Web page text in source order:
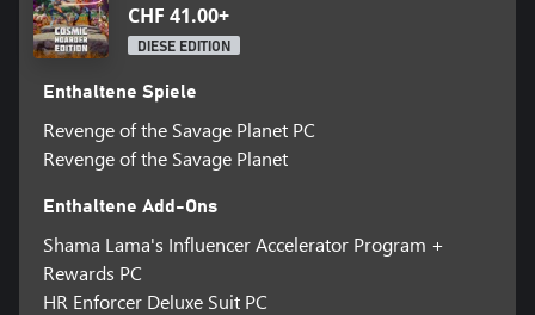
CHF 41.00+
DIESE EDITION
Enthaltene Spiele
Revenge of the Savage Planet PC
Revenge of the Savage Planet
Enthaltene Add-Ons
Shama Lama's Influencer Accelerator Program +
Rewards PC
HR Enforcer Deluxe Suit PC